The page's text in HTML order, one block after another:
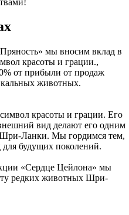
мы вносим вклад в
красоты и грации.,
от прибыли от продаж
животных.
красоты и грации. Его
вид делают его одним
Ланки. Мы гордимся тем,
для будущих поколений.
«Сердце Цейлона» мы
редких животных Шри-